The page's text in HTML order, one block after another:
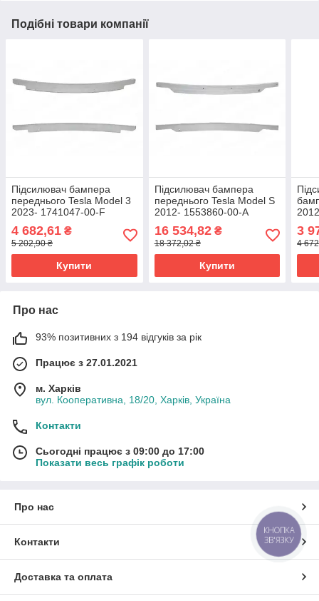
Подібні товари компанії
Підсилювач бампера
переднього Tesla Model 3
2023- 1741047-00-F
4 682,61 ₴
5 202,90 ₴
Купити
Підсилювач бампера
переднього Tesla Model S
2012- 1553860-00-A
16 534,82₴
18 372,02 ₴
Купити
3
4
Про нас
93% позитивних з 194 відгуків за рік
Працює з 27.01.2021
м. Харків
вул. Кооперативна, 18/20, Харків, Україна
Контакти
Сьогодні працює з 09:00 до 17:00
Показати весь графік роботи
Про нас
Контакти
Доставка та оплата
КНОПКА
ЗВ'ЯЗКУ